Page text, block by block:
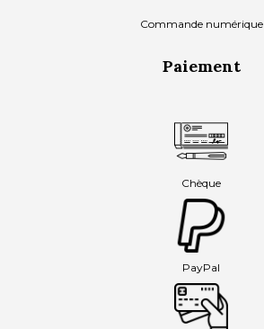
Commande numérique
Paiement
Chèque
PayPal